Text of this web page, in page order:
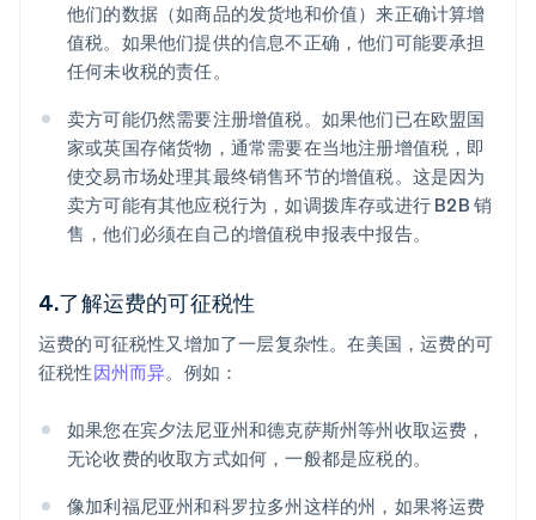
他们的数据（如商品的发货地和价值）来正确计算增
值税。如果他们提供的信息不正确，他们可能要承担
任何未收税的责任。
卖方可能仍然需要注册增值税。如果他们已在欧盟国
家或英国存储货物，通常需要在当地注册增值税，即
使交易市场处理其最终销售环节的增值税。这是因为
卖方可能有其他应税行为，如调拨库存或进行 B2B 销
售，他们必须在自己的增值税申报表中报告。
4.了解运费的可征税性
运费的可征税性又增加了一层复杂性。在美国，运费的可
征税性因州而异。例如：
如果您在宾夕法尼亚州和德克萨斯州等州收取运费，
无论收费的收取方式如何，一般都是应税的。
像加利福尼亚州和科罗拉多州这样的州，如果将运费